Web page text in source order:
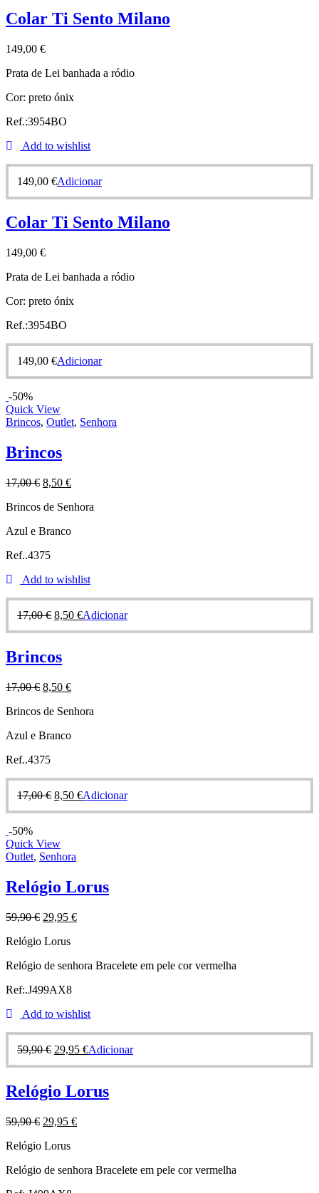
Colar Ti Sento Milano
149,00 €
Prata de Lei banhada a ródio
Cor: preto ónix
Ref.:3954BO
Add to wishlist
149,00 €Adicionar
Colar Ti Sento Milano
149,00 €
Prata de Lei banhada a ródio
Cor: preto ónix
Ref.:3954BO
149,00 €Adicionar
-50%
Quick View
Brincos, Outlet, Senhora
Brincos
17,00€ 8,50 €
Brincos de Senhora
Azul e Branco
Ref..4375
Add to wishlist
17,00€ 8,50 €Adicionar
Brincos
17,00€ 8,50 €
Brincos de Senhora
Azul e Branco
Ref..4375
17,00€ 8,50 €Adicionar
-50%
Quick View
Outlet, Senhora
Relógio Lorus
59,90€ 29,95 €
Relógio Lorus
Relógio de senhora Bracelete em pele cor vermelha
Ref:.J499AX8
Add to wishlist
59,90€ 29,95 €Adicionar
Relógio Lorus
59,90€ 29,95 €
Relógio Lorus
Relógio de senhora Bracelete em pele cor vermelha